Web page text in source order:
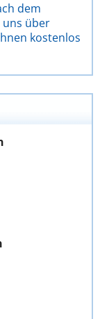
dem
uns über
kostenlos